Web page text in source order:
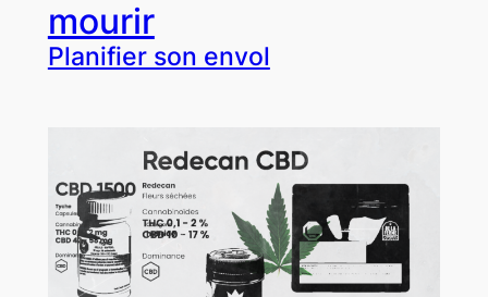
mourir
Planifier son envol